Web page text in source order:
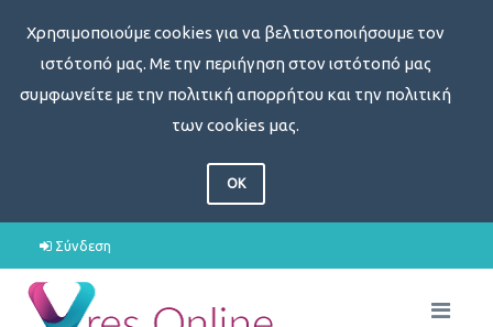
Χρησιμοποιούμε cookies για να βελτιστοποιήσουμε τον
ιστότοπό μας. Με την περιήγηση στον ιστότοπό μας
συμφωνείτε με την πολιτική απορρήτου και την πολιτική
των cookies μας.
OK
Σύνδεση